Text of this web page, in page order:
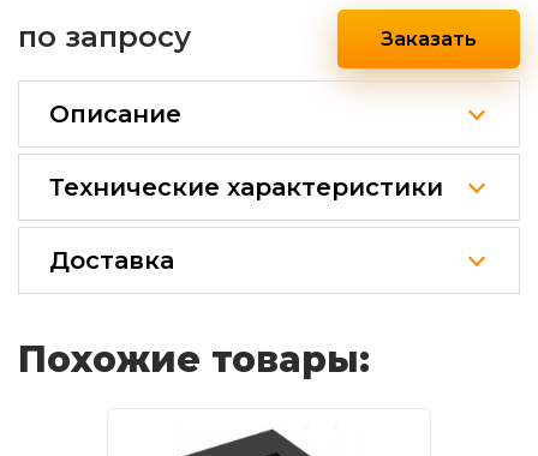
по запросу Заказать
Описание
Технические характеристики
Доставка
Похожие товары: